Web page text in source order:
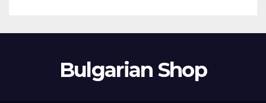
Bulgarian Shop